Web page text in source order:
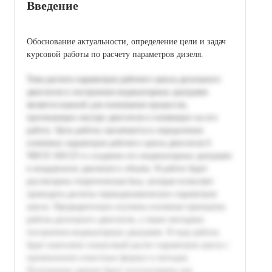
Введение
Обоснование актуальности, определение цели и задач
курсовой работы по расчету параметров дизеля.